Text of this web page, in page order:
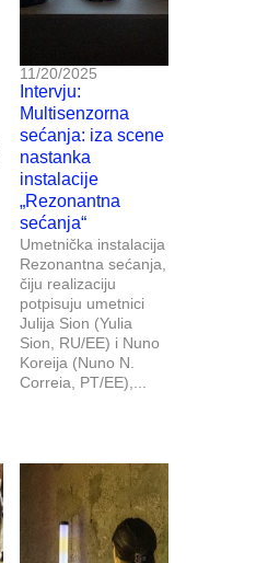
11/20/2025
Intervju:
Multisenzorna
sećanja: iza scene
nastanka
instalacije
„Rezonantna
sećanja“
Umetnička instalacija
Rezonantna sećanja,
čiju realizaciju
potpisuju umetnici
Julija Sion (Yulia
Sion, RU/EE) i Nuno
Koreija (Nuno N.
Correia, PT/EE),...